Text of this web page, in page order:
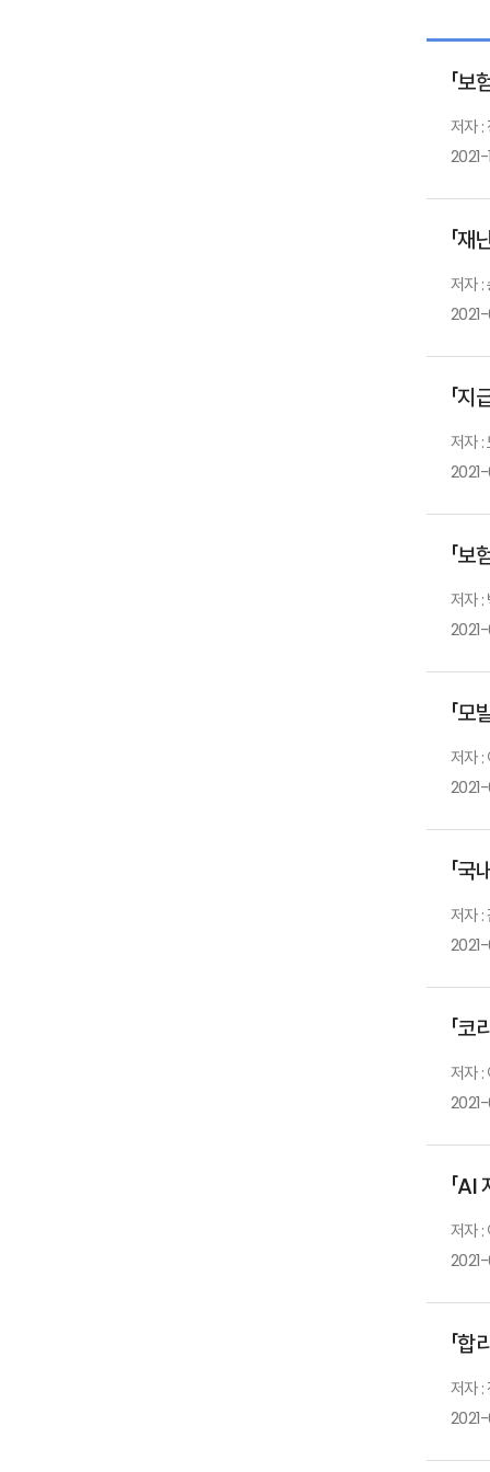
「
저자 :
「
저자 :
「
저자 :
「
저자 :
「
저자 :
「
저자 :
「
저자 :
「AI
저자 :
「
저자 :